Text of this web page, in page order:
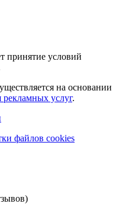
принятие условий
на основании
рекламных услуг.
файлов cookies